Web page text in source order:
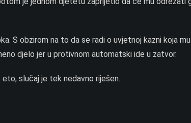
S obzirom na to da se radi o uvjetnoj kazni koja
djelo jer u protivnom automatski ide u zatvor.
slučaj je tek nedavno riješen.